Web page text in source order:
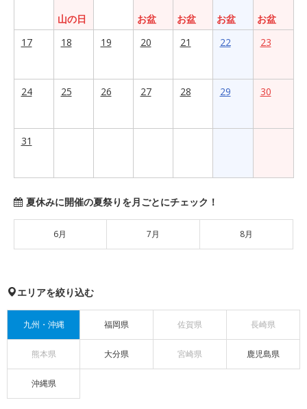
山の日
お盆
お盆
お盆
お盆
17
18 19 20 21 22 23
24 25 26 27 28 29 30
31
夏休みに開催の夏祭りを月ごとにチェック！
6月 7月 8月
エリアを絞り込む
九州・沖縄 福岡県 佐賀県 長崎県
熊本県 大分県 宮崎県 鹿児島県
沖縄県